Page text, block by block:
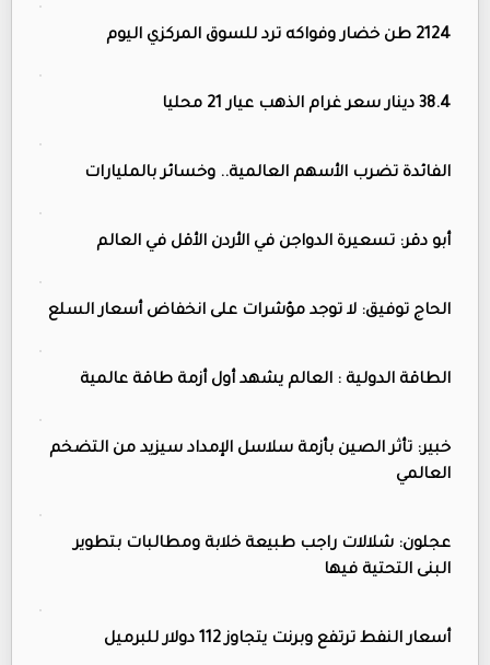
2124 طن خضار وفواكه ترد للسوق المركزي اليوم
38.4 دينار سعر غرام الذهب عيار 21 محليا
الفائدة تضرب الأسهم العالمية.. وخسائر بالمليارات
أبو دقر: تسعيرة الدواجن في الأردن الأقل في العالم
الحاج توفيق: لا توجد مؤشرات على انخفاض أسعار السلع
الطاقة الدولية : العالم يشهد أول أزمة طاقة عالمية
خبير: تأثر الصين بأزمة سلاسل الإمداد سيزيد من التضخم
العالمي
عجلون: شلالات راجب طبيعة خلابة ومطالبات بتطوير
البنى التحتية فيها
أسعار النفط ترتفع وبرنت يتجاوز 112 دولار للبرميل